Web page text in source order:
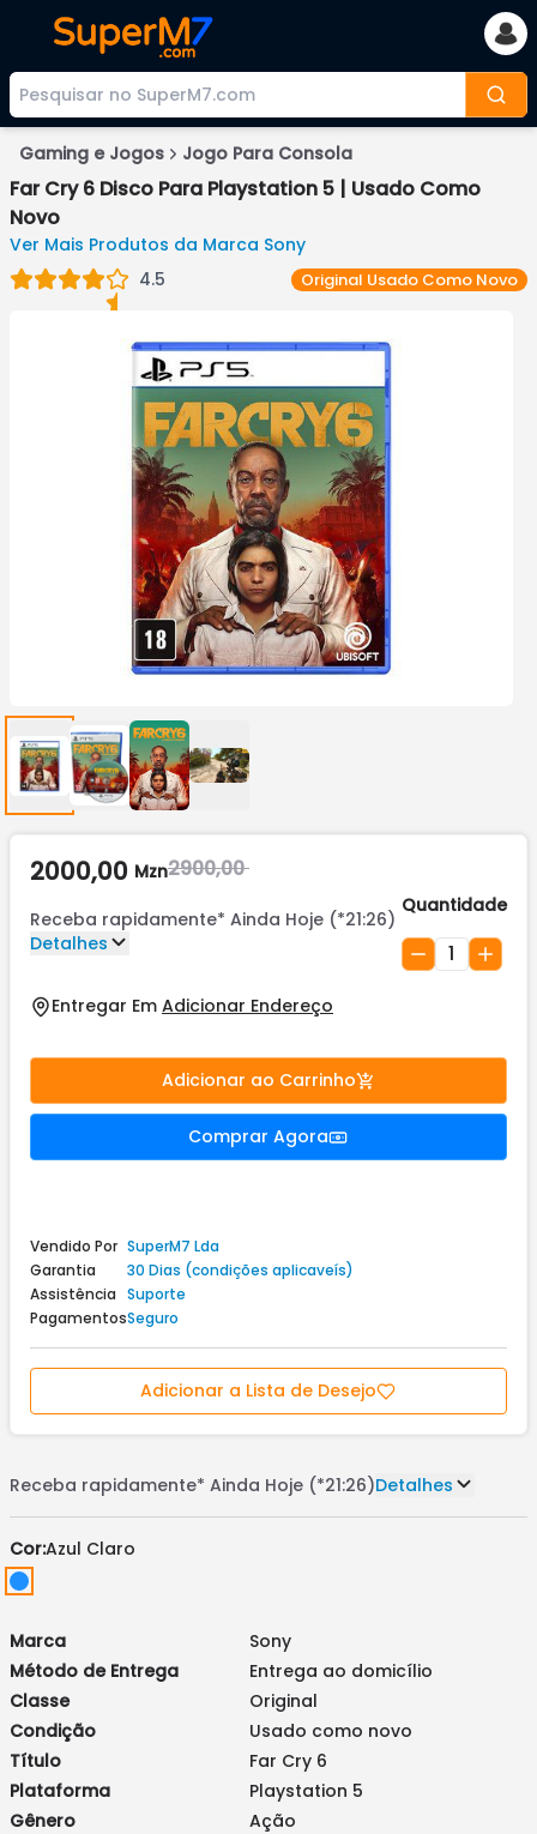
Gaming e Jogos Jogo Para Consola
Far Cry 6 Disco Para Playstation 5 | Usado Como
Novo
Ver Mais Produtos da Marca Sony
4.5
Original Usado Como Novo
Receba rapidamente* Ainda Hoje (*21:26)Detalhes
Cor:Azul Claro
Marca
Método de Entrega
Classe
Condição
Título
Plataforma
Gênero
Sony
Entrega ao domicílio
Original
Usado como novo
Far Cry 6
Playstation 5
Ação
2000,00 Mzn2900,00
Receba rapidamente* Ainda Hoje (*21:26)
Detalhes
Entregar Em Adicionar Endereço
Quantidade
1
Adicionar ao Carrinho
Comprar Agora
Vendido Por
Garantia
Assistência
Pagamentos
SuperM7 Lda
30 Dias (condições aplicaveís)
Suporte
Seguro
Adicionar a Lista de Desejo